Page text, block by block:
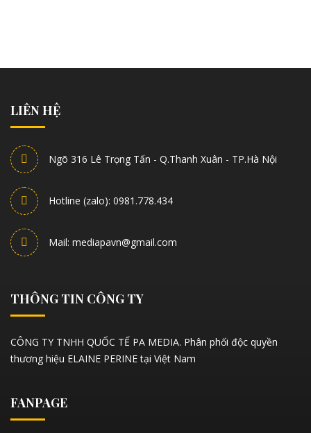
LIÊN HỆ
Ngõ 316 Lê Trọng Tấn - Q.Thanh Xuân - TP.Hà Nội
Hotline (zalo): 0981.778.434
Mail: mediapavn@gmail.com
THÔNG TIN CÔNG TY
CÔNG TY TNHH QUỐC TẾ PA MEDIA. Phân phối độc quyền
thương hiệu ELAINE PERINE tại Việt Nam
FANPAGE